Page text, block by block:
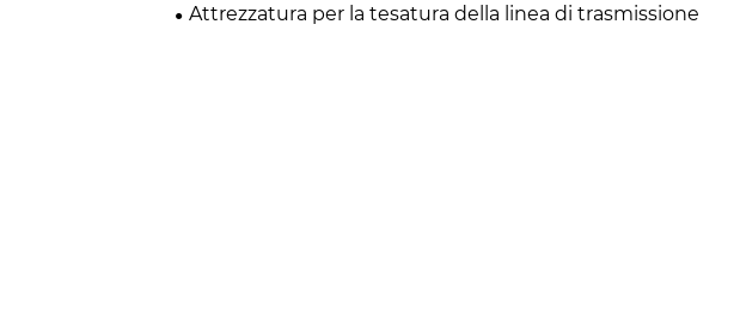
Attrezzatura per la tesatura della linea di trasmissione